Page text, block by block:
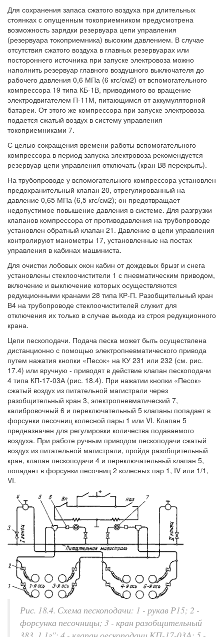
Для сохранения запаса сжатого воздуха при длительных
стоянках с опущенным токоприемником предусмотрена
возможность зарядки резервуара цепи управления
(резервуара токоприемника) высоким давлением. В случае
отсутствия сжатого воздуха в главных резервуарах или
постороннего источника при запуске электровоза можно
наполнить резервуар главного воздушного выключателя до
рабочего давления 0,6 МПа (6 кгс/см2) от вспомогательного
компрессора 19 типа КБ-1В, приводимого во вращение
электродвигателем П-11М, питающимся от аккумуляторной
батареи. От этого же компрессора при запуске электровоза
подается сжатый воздух в систему управления
токоприемниками 7.
С целью сокращения времени работы вспомогательного
компрессора в период запуска электровоза рекомендуется
резервуар цепи управления отключать (кран В8 перекрыть).
На трубопроводе у вспомогательного компрессора установлен
предохранительный клапан 20, отрегулированный на
давление 0,65 МПа (6,5 кгс/см2); он предотвращает
недопустимое повышение давления в системе. Для разгрузки
клапанов компрессора от противодавления на трубопроводе
установлен обратный клапан 21. Давление в цепи управления
контролируют манометры 17, установленные на постах
управления в кабинах машиниста.
Для очистки лобовых окон кабин от дождевых брызг и снега
установлены стеклоочистители 1 с пневматическим приводом,
включение и выключение которых осуществляются
редукционными кранами 28 типа КР-П. Разобщительный кран
В4 на трубопроводе стеклоочистителей служит для
отключения их только в случае выхода из строя редукционного
крана.
Цепи пескоподачи. Подача песка может быть осуществлена
дистанционно с помощью электропневматического привода
путем нажатия кнопки «Песок» на КУ 231 или 232 (см. рис.
17.4) или вручную - приводят в действие клапан пескоподачи
4 типа КП-17-03А (рис. 18.4). При нажатии кнопки «Песок»
сжатый воздух из питательной магистрали через
разобщительный кран 3, электропневматический 7,
калибровочный 6 и переключательный 5 клапаны попадает в
форсунки песочниц колесной пары 1 или VI. Клапан 5
предназначен для регулировки количества подаваемого
воздуха. При работе ручным приводом пескоподачи сжатый
воздух из питательной магистрали, пройдя разобщительный
кран, клапан пескоподачи 4 и переключательный клапан 5,
попадает в форсунки песочниц 2 колесных пар 1, IV или 1/1,
VI.
Рис. 18.4. Схема пескоподачи: 1 - рукав Р15; 2 -
форсунка песочницы; 3 - кран разобщительный